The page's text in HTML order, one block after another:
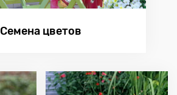
Семена цветов